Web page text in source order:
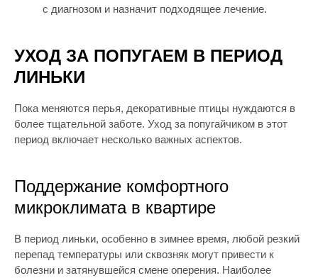
с диагнозом и назначит подходящее лечение.
УХОД ЗА ПОПУГАЕМ В ПЕРИОД
ЛИНЬКИ
Пока меняются перья, декоративные птицы нуждаются в
более тщательной заботе. Уход за попугайчиком в этот
период включает несколько важных аспектов.
Поддержание комфортного
микроклимата в квартире
В период линьки, особенно в зимнее время, любой резкий
перепад температуры или сквозняк могут привести к
болезни и затянувшейся смене оперения. Наиболее